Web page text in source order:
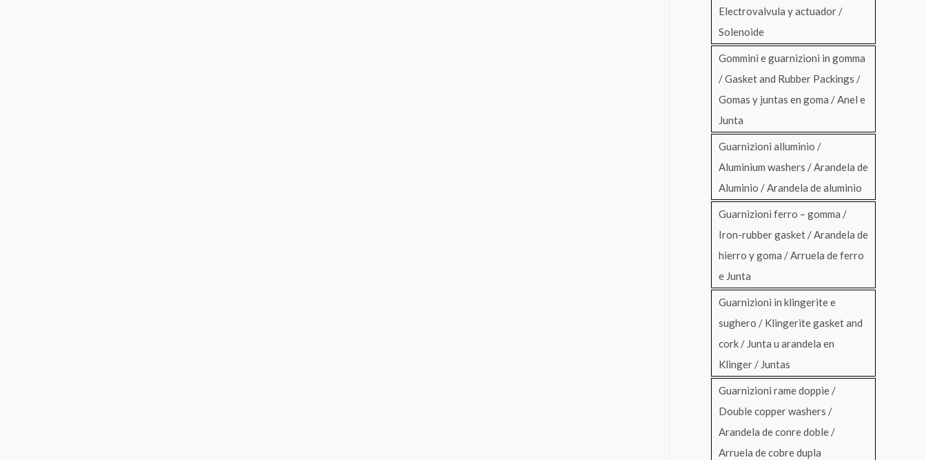
Electrovalvula y actuador /
Solenoide
Gommini e guarnizioni in gomma
/ Gasket and Rubber Packings /
Gomas y juntas en goma / Anel e
Junta
Guarnizioni alluminio /
Aluminium washers / Arandela de
Aluminio / Arandela de aluminio
Guarnizioni ferro – gomma /
Iron-rubber gasket / Arandela de
hierro y goma / Arruela de ferro
e Junta
Guarnizioni in klingerite e
sughero / Klingerite gasket and
cork / Junta u arandela en
Klinger / Juntas
Guarnizioni rame doppie /
Double copper washers /
Arandela de conre doble /
Arruela de cobre dupla